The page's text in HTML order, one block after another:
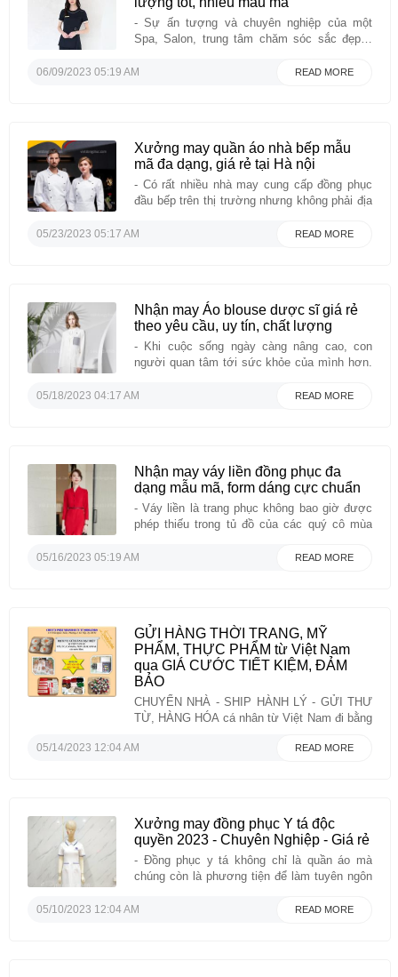
- Sự ấn tượng và chuyên nghiệp của một
Spa, Salon, trung tâm chăm sóc sắc đẹp…
hay đội ngũ nhân viên mà còn phụ thuộc ít
06/09/2023 05:19 AM READ MORE
Xưởng may quần áo nhà bếp mẫu
mã đa dạng, giá rẻ tại Hà nội
- Có rất nhiều nhà may cung cấp đồng phục
đầu bếp trên thị trường nhưng không phải địa
phẩm ưng ý. VIỆT ĐỒNG PHỤC với nhiều
05/23/2023 05:17 AM READ MORE
Nhận may Áo blouse dược sĩ giá rẻ
theo yêu cầu, uy tín, chất lượng
- Khi cuộc sống ngày càng nâng cao, con
người quan tâm tới sức khỏe của mình hơn.
khám chữa bệnh được thành lập. Để khẳng
05/18/2023 04:17 AM READ MORE
Nhận may váy liền đồng phục đa
dạng mẫu mã, form dáng cực chuẩn
- Váy liền là trang phục không bao giờ được
phép thiếu trong tủ đồ của các quý cô mùa
phòng, những mẫu đầm liền thân thanh lịch,
05/16/2023 05:19 AM READ MORE
GỬI HÀNG THỜI TRANG, MỸ
PHẨM, THỰC PHẨM từ Việt Nam
qua GIÁ CƯỚC TIẾT KIỆM, ĐẢM
BẢO
CHUYỂN NHÀ - SHIP HÀNH LÝ - GỬI THƯ
TỪ, HÀNG HÓA cá nhân từ Việt Nam đi bằng
dạng mặt hàng (bao gồm cả hàng khó): Hàng
05/14/2023 12:04 AM READ MORE
Xưởng may đồng phục Y tá độc
quyền 2023 - Chuyên Nghiệp - Giá rẻ
- Đồng phục y tá không chỉ là quần áo mà
chúng còn là phương tiện để làm tuyên ngôn
bạn thế nào? Đồng phục y tá cúc tròn phối nơ
05/10/2023 12:04 AM READ MORE